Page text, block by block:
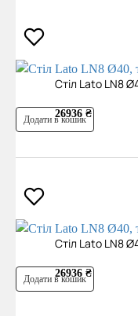
Cтіл Lato LN8
26936 ₴
Додати в кошик
Cтіл Lato LN8
26936 ₴
Додати в кошик